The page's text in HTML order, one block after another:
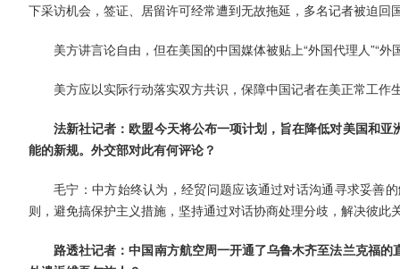
下采访机会，签证、居留许可经常遭到无故拖延，多名记者被迫
美方讲言论自由，但在美国的中国媒体被贴上“外国代理人”“
美方应以实际行动落实双方共识，保障中国记者在美正常工作
法新社记者：欧盟今天将公布一项计划，旨在降低对美国和
能的新规。外交部对此有何评论？
毛宁：中方始终认为，经贸问题应该通过对话沟通寻求妥善
则，避免搞保护主义措施，坚持通过对话协商处理分歧，解决彼此
路透社记者：中国南方航空周一开通了乌鲁木齐至法兰克福